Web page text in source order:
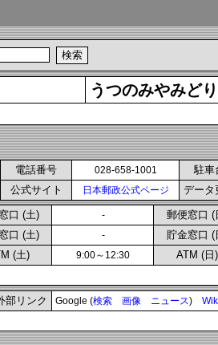
うつのみやみどり
電話番号 028-658-1001 駐車
公式サイト 日本郵政公式ページ データ
口 (土) - 郵便窓口 (
口 (土) - 貯金窓口 (
(土) 9:00～12:30 ATM (日)
部リンク Google (検索 画像 ニュース)